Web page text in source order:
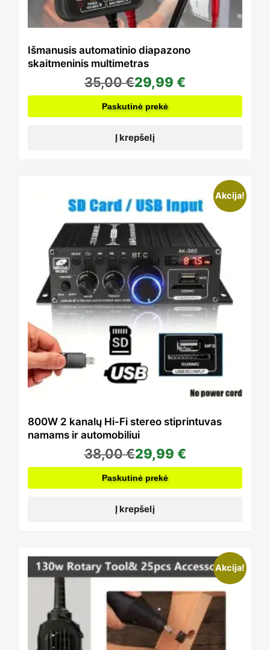
Išmanusis automatinio diapazono
skaitmeninis multimetras
35,00€29,99 €
Paskutinė prekė
Į krepšelį
Akcija!
800W 2 kanalų Hi-Fi stereo stiprintuvas
namams ir automobiliui
38,00€29,99 €
Paskutinė prekė
Į krepšelį
Akcija!
This
product